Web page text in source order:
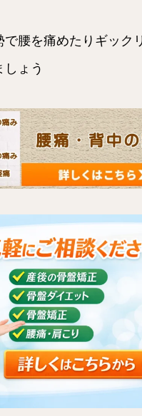
で腰を痛めたりギック
しょう